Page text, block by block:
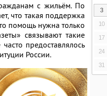
с жильём. По
что такая поддержка
помощь нужна только
связывают такие
предоставлялось
России.
3
10
17
24
31